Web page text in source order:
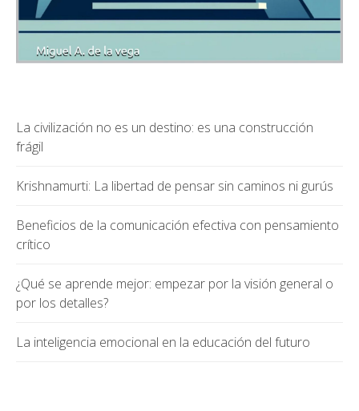
La civilización no es un destino: es una construcción
frágil
Krishnamurti: La libertad de pensar sin caminos ni gurús
Beneficios de la comunicación efectiva con pensamiento
crítico
¿Qué se aprende mejor: empezar por la visión general o
por los detalles?
La inteligencia emocional en la educación del futuro